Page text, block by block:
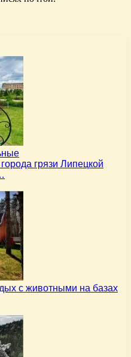
грязи Липецкой
с животными на базах